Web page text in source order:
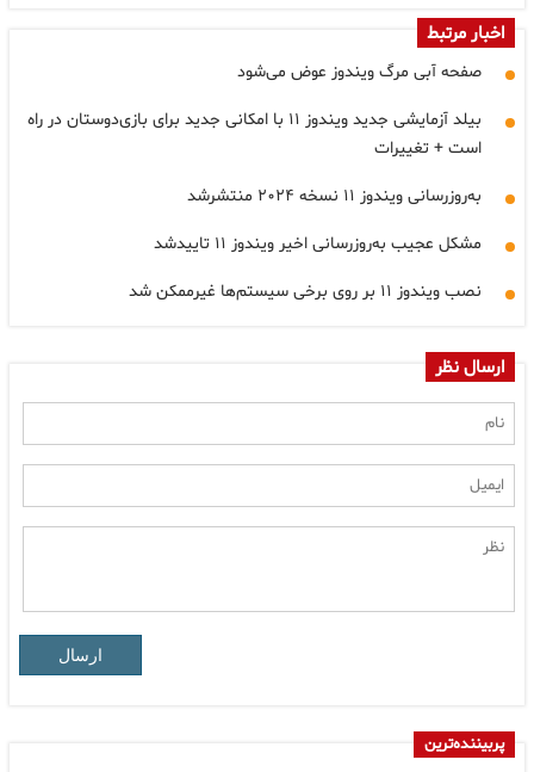
اخبار مرتبط
صفحه آبی مرگ ویندوز عوض می‌شود
بیلد آزمایشی جدید ویندوز ۱۱ با امکانی جدید برای بازی‌دوستان در راه
است + تغییرات
به‌روزرسانی ویندوز ۱۱ نسخه ۲۰۲۴ منتشرشد
مشکل عجیب به‌روزرسانی اخیر ویندوز ۱۱ تاییدشد
نصب ویندوز ۱۱ بر روی برخی سیستم‌ها غیرممکن شد
ارسال نظر
ارسال
پربیننده‌ترین